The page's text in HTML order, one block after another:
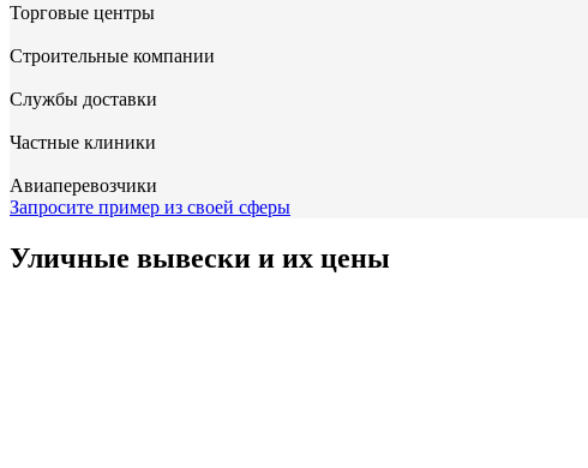
Торговые центры
Строительные компании
Службы доставки
Частные клиники
Авиаперевозчики
Запросите пример из своей сферы
Уличные вывески и их цены